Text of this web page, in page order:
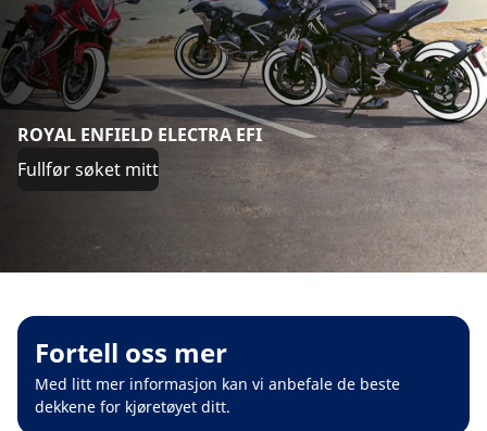
ROYAL ENFIELD ELECTRA EFI
Fullfør søket mitt
Fortell oss mer
Med litt mer informasjon kan vi anbefale de beste
dekkene for kjøretøyet ditt.